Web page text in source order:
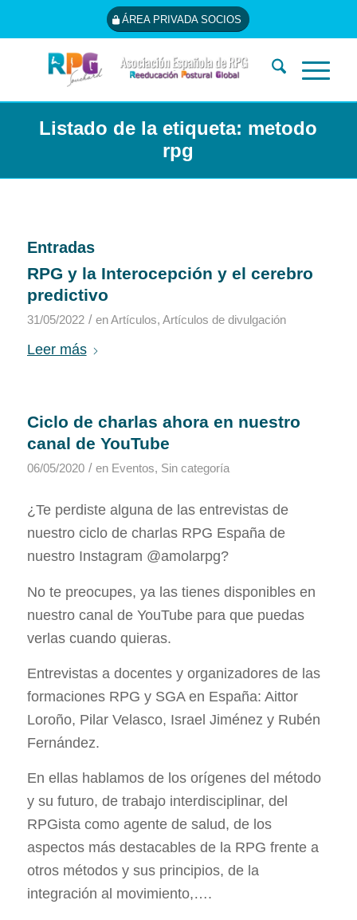
ÁREA PRIVADA SOCIOS
Listado de la etiqueta: metodo
rpg
Entradas
RPG y la Interocepción y el cerebro
predictivo
31/05/2022 / enArtículos, Artículos de divulgación
Leer más
Ciclo de charlas ahora en nuestro
canal de YouTube
06/05/2020 / en Eventos, Sin categoría
¿Te perdiste alguna de las entrevistas de
nuestro ciclo de charlas RPG España de
nuestro Instagram @amolarpg?
No te preocupes, ya las tienes disponibles en
nuestro canal de YouTube para que puedas
verlas cuando quieras.
Entrevistas a docentes y organizadores de las
formaciones RPG y SGA en España: Aittor
Loroño, Pilar Velasco, Israel Jiménez y Rubén
Fernández.
En ellas hablamos de los orígenes del método
y su futuro, de trabajo interdisciplinar, del
RPGista como agente de salud, de los
aspectos más destacables de la RPG frente a
otros métodos y sus principios, de la
integración al movimiento,….